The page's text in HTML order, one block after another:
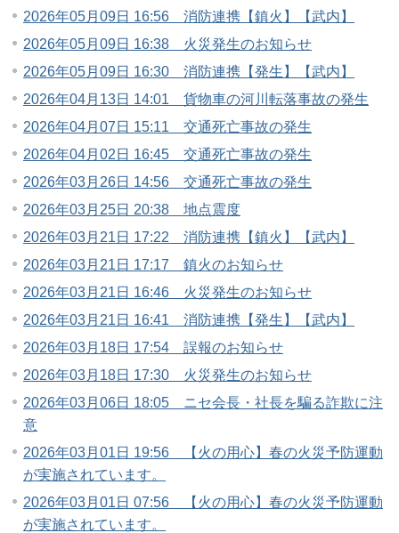
2026年05月09日 16:56 消防連携【鎮火】【武内】
2026年05月09日 16:38 火災発生のお知らせ
2026年05月09日 16:30 消防連携【発生】【武内】
2026年04月13日 14:01 貨物車の河川転落事故の発生
2026年04月07日 15:11 交通死亡事故の発生
2026年04月02日 16:45 交通死亡事故の発生
2026年03月26日 14:56 交通死亡事故の発生
2026年03月25日 20:38 地点震度
2026年03月21日 17:22 消防連携【鎮火】【武内】
2026年03月21日 17:17 鎮火のお知らせ
2026年03月21日 16:46 火災発生のお知らせ
2026年03月21日 16:41 消防連携【発生】【武内】
2026年03月18日 17:54 誤報のお知らせ
2026年03月18日 17:30 火災発生のお知らせ
2026年03月06日 18:05 ニセ会長・社長を騙る詐欺に注
意
2026年03月01日 19:56 【火の用心】春の火災予防運動
が実施されています。
2026年03月01日 07:56 【火の用心】春の火災予防運動
が実施されています。